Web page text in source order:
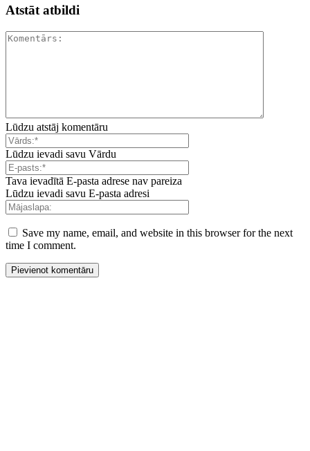
Atstāt atbildi
Lūdzu atstāj komentāru
Lūdzu ievadi savu Vārdu
Tava ievadītā E-pasta adrese nav pareiza
Lūdzu ievadi savu E-pasta adresi
Save my name, email, and website in this browser for the next
time I comment.